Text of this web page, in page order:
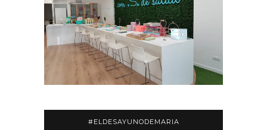
#ELDESAYUNODEMARIA